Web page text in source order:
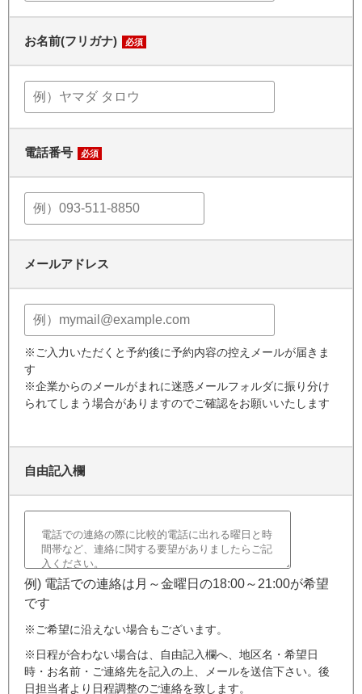
お名前(フリガナ) 必須
電話番号 必須
メールアドレス
※ご入力いただくと予約後に予約内容の控えメールが届きま
す
※企業からのメールがまれに迷惑メールフォルダに振り分け
られてしまう場合がありますのでご確認をお願いいたします
自由記入欄
例) 電話での連絡は月～金曜日の18:00～21:00が希望
です
※ご希望に沿えない場合もございます。
※日程が合わない場合は、自由記入欄へ、地区名・希望日
時・お名前・ご連絡先を記入の上、メールを送信下さい。後
日担当者より日程調整のご連絡を致します。